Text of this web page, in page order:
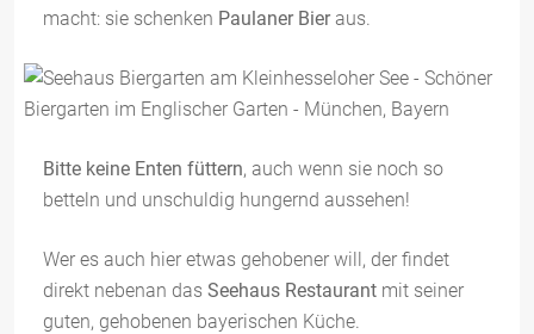
macht: sie schenken Paulaner Bieraus.
Bitte keine Enten füttern, auch wenn sie noch so
betteln und unschuldig hungernd aussehen!
Wer es auch hier etwas gehobener will, der findet
direkt nebenan das Seehaus Restaurant mit seiner
guten, gehobenen bayerischen Küche.